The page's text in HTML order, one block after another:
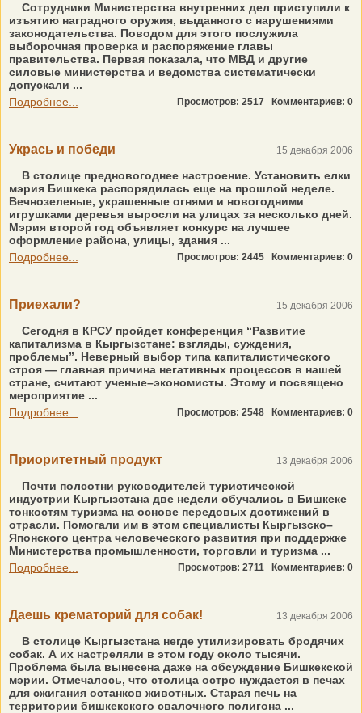
Сотрудники Министерства внутренних дел приступили к
изъятию наградного оружия, выданного с нарушениями
законодательства. Поводом для этого послужила
выборочная проверка и распоряжение главы
правительства. Первая показала, что МВД и другие
силовые министерства и ведомства систематически
допускали ...
Подробнее...
Просмотров: 2517 Комментариев: 0
Укрась и победи 15 декабря 2006
В столице предновогоднее настроение. Установить елки
мэрия Бишкека распорядилась еще на прошлой неделе.
Вечнозеленые, украшенные огнями и новогодними
игрушками деревья выросли на улицах за несколько дней.
Мэрия второй год объявляет конкурс на лучшее
оформление района, улицы, здания ...
Подробнее...
Просмотров: 2445 Комментариев: 0
Приехали? 15 декабря 2006
Сегодня в КРСУ пройдет конференция “Развитие
капитализма в Кыргызстане: взгляды, суждения,
проблемы”. Неверный выбор типа капиталистического
строя — главная причина негативных процессов в нашей
стране, считают ученые–экономисты. Этому и посвящено
мероприятие ...
Подробнее...
Просмотров: 2548 Комментариев: 0
Приоритетный продукт 13 декабря 2006
Почти полсотни руководителей туристической
индустрии Кыргызстана две недели обучались в Бишкеке
тонкостям туризма на основе передовых достижений в
отрасли. Помогали им в этом специалисты Кыргызско–
Японского центра человеческого развития при поддержке
Министерства промышленности, торговли и туризма ...
Подробнее...
Просмотров: 2711 Комментариев: 0
Даешь крематорий для собак! 13 декабря 2006
В столице Кыргызстана негде утилизировать бродячих
собак. А их настреляли в этом году около тысячи.
Проблема была вынесена даже на обсуждение Бишкекской
мэрии. Отмечалось, что столица остро нуждается в печах
для сжигания останков животных. Старая печь на
территории бишкекского свалочного полигона ...